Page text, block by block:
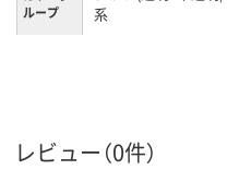
ループ
系
保証期間 1年
レビュー（0件）